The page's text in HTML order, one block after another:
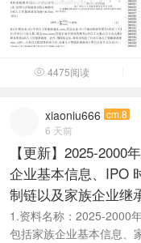
 4475阅读
xiaoniu666 cm.8
6 天前
【更新】2025-2000
企业基本信息、IPO
制链以及家族企业继
1.资料名称：2025-2000
包括家族企业基本信息、